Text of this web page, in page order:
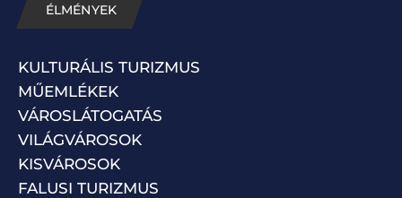
ÉLMÉNYEK
KULTURÁLIS TURIZMUS
MŰEMLÉKEK
VÁROSLÁTOGATÁS
VILÁGVÁROSOK
KISVÁROSOK
FALUSI TURIZMUS